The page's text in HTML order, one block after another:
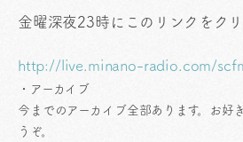
金曜深夜23時にこのリンクをク
http://live.minano-radio.com/
・アーカイブ
今までのアーカイブ全部あります。お好
うぞ。